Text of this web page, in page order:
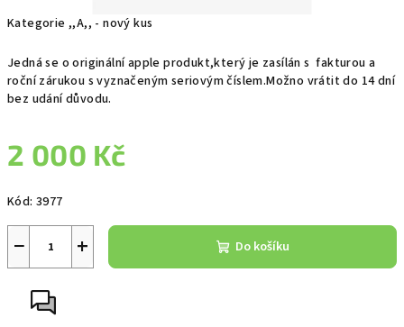
Kategorie ,,A,, - nový kus
Jedná se o originální apple produkt,který je zasílán s fakturou a
roční zárukou s vyznačeným seriovým číslem.Možno vrátit do 14 dní
bez udání důvodu.
2 000 Kč
cena:
Kód: 3977
+
− Do košíku